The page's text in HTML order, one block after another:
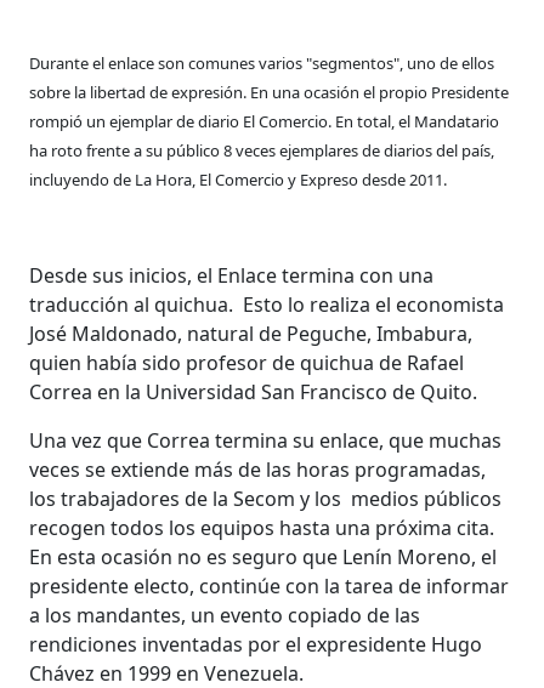
Durante el enlace son comunes varios "segmentos", uno de ellos
sobre la libertad de expresión. En una ocasión el propio Presidente
rompió un ejemplar de diario El Comercio. En total, el Mandatario
ha roto frente a su público 8 veces ejemplares de diarios del país,
incluyendo de La Hora, El Comercio y Expreso desde 2011.
Desde sus inicios, el Enlace termina con una
traducción al quichua. Esto lo realiza el economista
José Maldonado, natural de Peguche, Imbabura,
quien había sido profesor de quichua de Rafael
Correa en la Universidad San Francisco de Quito.
Una vez que Correa termina su enlace, que muchas
veces se extiende más de las horas programadas,
los trabajadores de la Secom y los medios públicos
recogen todos los equipos hasta una próxima cita.
En esta ocasión no es seguro que Lenín Moreno, el
presidente electo, continúe con la tarea de informar
a los mandantes, un evento copiado de las
rendiciones inventadas por el expresidente Hugo
Chávez en 1999 en Venezuela.